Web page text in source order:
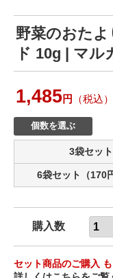
野菜のおた
ド 10g | マル
1,485円 （税込）
個数を選ぶ
3袋セット
6袋セット（170
購入数
セット商品のご購入